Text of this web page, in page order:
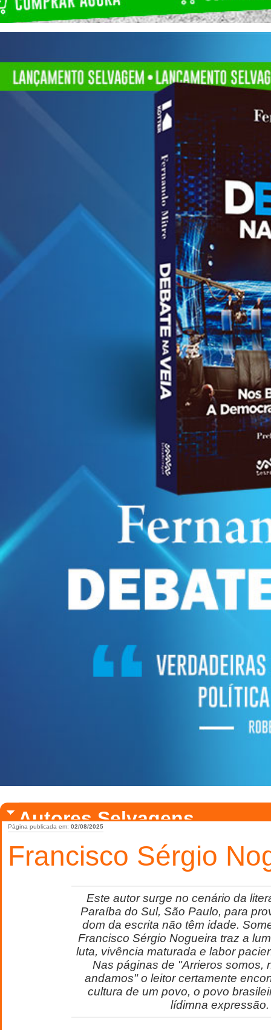
Autores Selvagens
Francisco Sérgio
Página publicada em: 02/08/2025
Este autor surge no cenário da
Paraíba do Sul, São Paulo, para
dom da escrita não têm idade.
Francisco Sérgio Nogueira traz a
luta, vivência maturada e labor
Nas páginas de "Arrieros somos,
andamos" o leitor certamente
cultura de um povo, o povo
lídimna expressão.